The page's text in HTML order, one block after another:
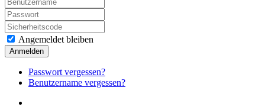
Angemeldet bleiben
Anmelden
Passwort vergessen?
Benutzername vergessen?